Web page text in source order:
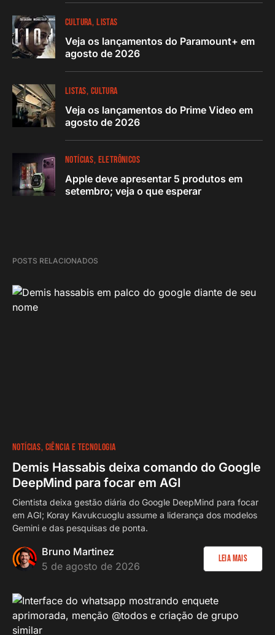
CULTURA LISTAS
Veja os lançamentos do Paramount+ em
agosto de 2026
LISTAS CULTURA
Veja os lançamentos do Prime Video em
agosto de 2026
NOTÍCIAS ELETRÔNICOS
Apple deve apresentar 5 produtos em
setembro; veja o que esperar
POSTS RELACIONADOS
NOTÍCIAS CIÊNCIA E TECNOLOGIA
Demis Hassabis deixa comando do Google
DeepMind para focar em AGI
Cientista deixa gestão diária do Google DeepMind para focar
em AGI; Koray Kavukcuoglu assume a liderança dos modelos
Gemini e das pesquisas de ponta.
Bruno Martinez
5 de agosto de 2026
Leia Mais